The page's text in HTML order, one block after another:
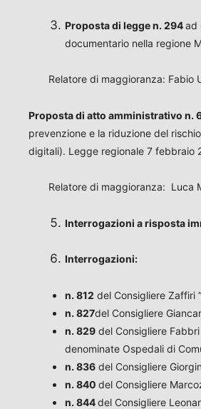
Proposta di legge n. 294ad
documentario nella regione
Relatore di maggioranza: Fabio
Proposta di atto amministrativo n.
prevenzione e la riduzione del
digitali). Legge regionale 7 febbraio
Relatore di maggioranza: Luca
Interrogazioni a risposta
Interrogazioni:
n. 812 del Consigliere Zaffiri
n. 827del Consigliere
n. 829 del Consigliere
denominate Ospedali di
n. 836 del Consigliere
n. 840 del Consigliere
n. 844del Consigliere